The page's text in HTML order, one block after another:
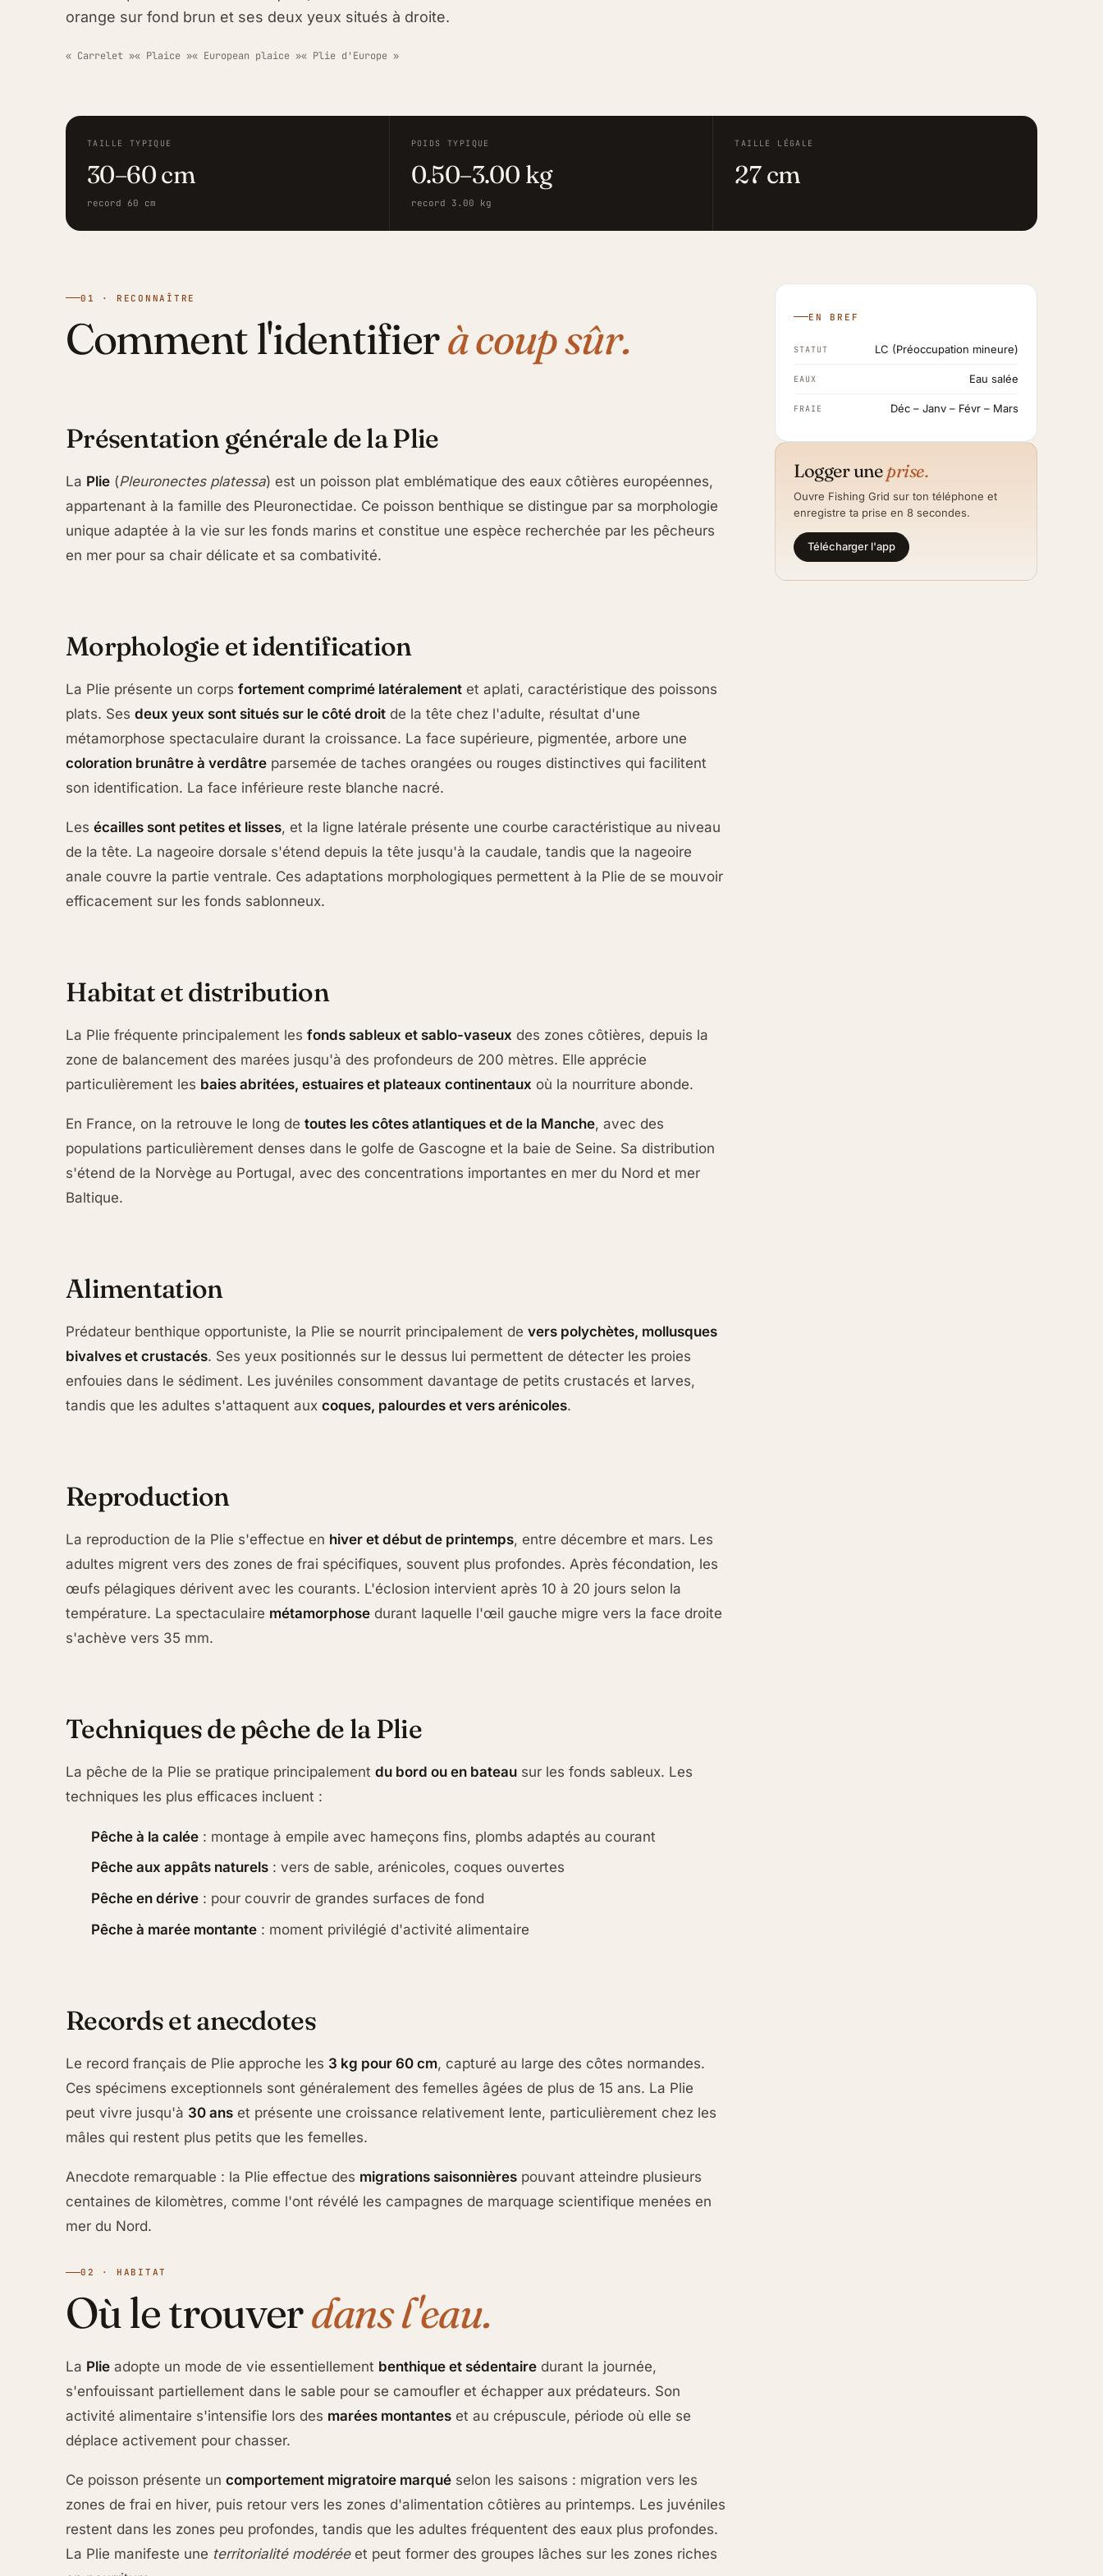
orange sur fond brun et ses deux yeux situés à droite.
« Carrelet »« Plaice »« European plaice »« Plie d'Europe »
TAILLE TYPIQUE
30–60 cm
record 60 cm
POIDS TYPIQUE
0.50–3.00 kg
record 3.00 kg
TAILLE LÉGALE
27 cm
01 · RECONNAÎTRE
Comment l'identifierà coup sûr.
Présentation générale de la Plie
La Plie (Pleuronectes platessa) est un poisson plat emblématique des eaux côtières européennes,
appartenant à la famille des Pleuronectidae. Ce poisson benthique se distingue par sa morphologie
unique adaptée à la vie sur les fonds marins et constitue une espèce recherchée par les pêcheurs
en mer pour sa chair délicate et sa combativité.
Morphologie et identification
La Plie présente un corps fortement comprimé latéralement et aplati, caractéristique des poissons
plats. Ses deux yeux sont situés sur le côté droit de la tête chez l'adulte, résultat d'une
métamorphose spectaculaire durant la croissance. La face supérieure, pigmentée, arbore une
coloration brunâtre à verdâtre parsemée de taches orangées ou rouges distinctives qui facilitent
son identification. La face inférieure reste blanche nacré.
Les écailles sont petites et lisses, et la ligne latérale présente une courbe caractéristique au niveau
de la tête. La nageoire dorsale s'étend depuis la tête jusqu'à la caudale, tandis que la nageoire
anale couvre la partie ventrale. Ces adaptations morphologiques permettent à la Plie de se mouvoir
efficacement sur les fonds sablonneux.
Habitat et distribution
La Plie fréquente principalement les fonds sableux et sablo-vaseux des zones côtières, depuis la
zone de balancement des marées jusqu'à des profondeurs de 200 mètres. Elle apprécie
particulièrement les baies abritées, estuaires et plateaux continentaux où la nourriture abonde.
En France, on la retrouve le long de toutes les côtes atlantiques et de la Manche, avec des
populations particulièrement denses dans le golfe de Gascogne et la baie de Seine. Sa distribution
s'étend de la Norvège au Portugal, avec des concentrations importantes en mer du Nord et mer
Baltique.
Alimentation
Prédateur benthique opportuniste, la Plie se nourrit principalement de vers polychètes, mollusques
bivalves et crustacés. Ses yeux positionnés sur le dessus lui permettent de détecter les proies
enfouies dans le sédiment. Les juvéniles consomment davantage de petits crustacés et larves,
tandis que les adultes s'attaquent aux coques, palourdes et vers arénicoles.
Reproduction
La reproduction de la Plie s'effectue en hiver et début de printemps, entre décembre et mars. Les
adultes migrent vers des zones de frai spécifiques, souvent plus profondes. Après fécondation, les
œufs pélagiques dérivent avec les courants. L'éclosion intervient après 10 à 20 jours selon la
température. La spectaculaire métamorphose durant laquelle l'œil gauche migre vers la face droite
s'achève vers 35 mm.
Techniques de pêche de la Plie
La pêche de la Plie se pratique principalement du bord ou en bateau sur les fonds sableux. Les
techniques les plus efficaces incluent :
Pêche à la calée : montage à empile avec hameçons fins, plombs adaptés au courant
Pêche aux appâts naturels : vers de sable, arénicoles, coques ouvertes
Pêche en dérive : pour couvrir de grandes surfaces de fond
Pêche à marée montante : moment privilégié d'activité alimentaire
Records et anecdotes
Le record français de Plie approche les 3 kg pour 60 cm, capturé au large des côtes normandes.
Ces spécimens exceptionnels sont généralement des femelles âgées de plus de 15 ans. La Plie
peut vivre jusqu'à 30 ans et présente une croissance relativement lente, particulièrement chez les
mâles qui restent plus petits que les femelles.
Anecdote remarquable : la Plie effectue des migrations saisonnières pouvant atteindre plusieurs
centaines de kilomètres, comme l'ont révélé les campagnes de marquage scientifique menées en
mer du Nord.
02 · HABITAT
Où le trouverdans l'eau.
La Plie adopte un mode de vie essentiellement benthique et sédentaire durant la journée,
s'enfouissant partiellement dans le sable pour se camoufler et échapper aux prédateurs. Son
activité alimentaire s'intensifie lors des marées montantes et au crépuscule, période où elle se
déplace activement pour chasser.
Ce poisson présente un comportement migratoire marqué selon les saisons : migration vers les
zones de frai en hiver, puis retour vers les zones d'alimentation côtières au printemps. Les juvéniles
restent dans les zones peu profondes, tandis que les adultes fréquentent des eaux plus profondes.
La Plie manifeste une territorialité modéréeet peut former des groupes lâches sur les zones riches
EN BREF
STATUT LC (Préoccupation mineure)
EAUX Eau salée
FRAIE Déc – Janv – Févr – Mars
Logger uneprise.
Ouvre Fishing Grid sur ton téléphone et
enregistre ta prise en 8 secondes.
Télécharger l'app